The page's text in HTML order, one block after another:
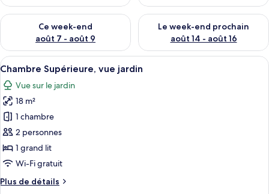
Ce week-end
août 7 - août 9
Vérifier la disponibilité pour ce week-end août 7 - août 9
Le week-end prochain
août 14 - août 16
Vérifier la disponibilité pour
Afficher
toutes
les
photos
pour
ce
type
de
chambre :
Chambre
Une chambre d’hôtel moderne
9
Chambre Supérieure, vue jardin
Vue sur le jardin
18 m²
1 chambre
2 personnes
1 grand lit
Wi-Fi gratuit
Plus de détails
Plus